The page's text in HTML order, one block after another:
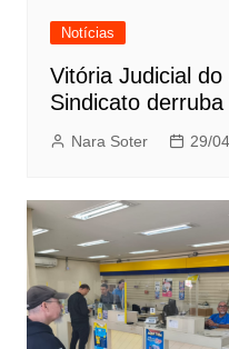
Notícias
Vitória Judicial do
Sindicato
Nara Soter 29/